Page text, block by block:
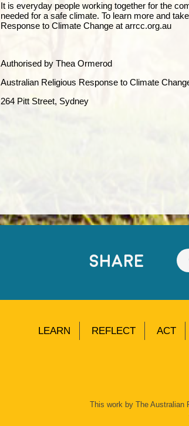
It is everyday people working together for the
needed for a safe climate. To learn more and
Response to Climate Change at arrcc.org.au
Authorised by Thea Ormerod
Australian Religious Response to Climate
264 Pitt Street, Sydney
SHARE
LEARN REFLECT ACT
This work by The Australian